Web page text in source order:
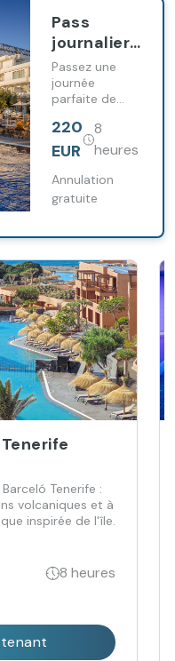
Pass
journalier
premium
pour
couples au
Barceló
Santiago
Passez une
journée
parfaite de
votre pass
journalier
Barceló
Santiago.
220
EUR
8
heures
Annulation
gratuite
Tenerife :
volcaniques et à
inspirée de l'île.
8 heures